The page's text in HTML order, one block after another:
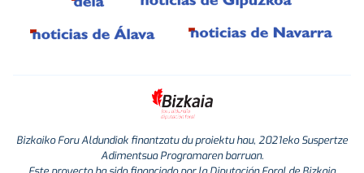
Bizkaiko Foru Aldundiak finantzatu du proiektu hau, 2021eko Suspertze
Adimentsua Programaren barruan.